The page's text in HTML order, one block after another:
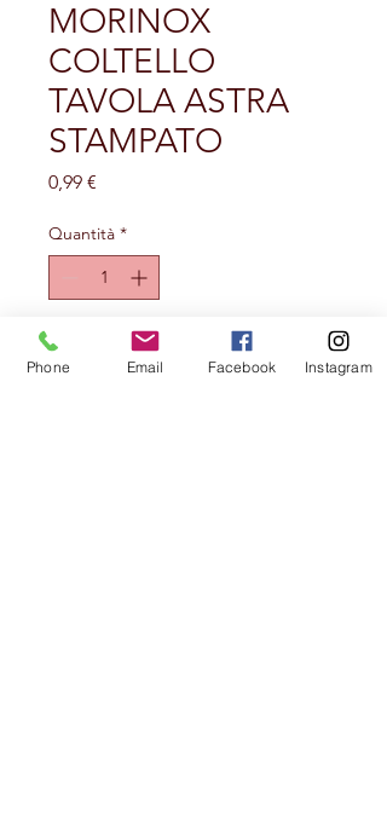
MORINOX
COLTELLO
TAVOLA ASTRA
STAMPATO
0,99 €
Quantità *
Aggiungi al carrello
Phone Email Facebook Instagram